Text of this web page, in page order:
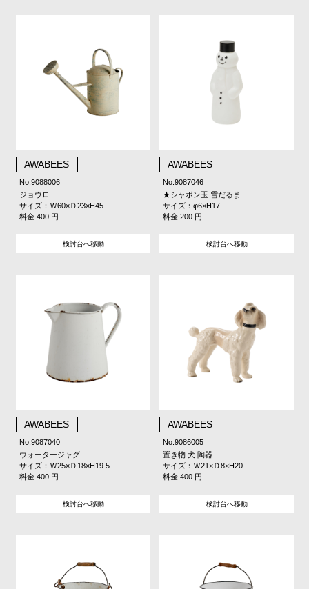
AWABEES
No.9088006
ジョウロ
サイズ：Ｗ60×Ｄ23×H45
料金 400 円
検討台へ移動
AWABEES
No.9087046
★シャボン玉 雪だるま
サイズ：φ6×H17
料金 200 円
検討台へ移動
AWABEES
No.9087040
ウォータージャグ
サイズ：Ｗ25×Ｄ18×H19.5
料金 400 円
検討台へ移動
AWABEES
No.9086005
置き物 犬 陶器
サイズ：Ｗ21×Ｄ8×H20
料金 400 円
検討台へ移動